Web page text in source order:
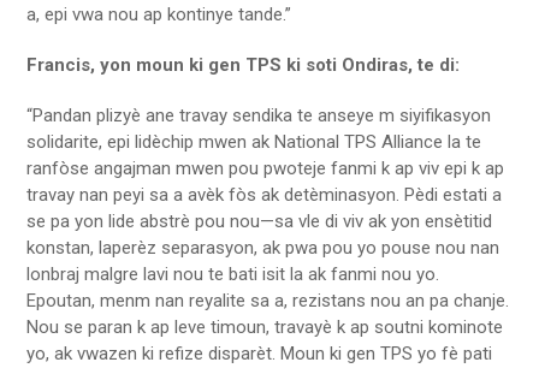
a, epi vwa nou ap kontinye tande.”
Francis, yon moun ki gen TPS ki soti Ondiras, te di:
“Pandan plizyè ane travay sendika te anseye m siyifikasyon
solidarite, epi lidèchip mwen ak National TPS Alliance la te
ranfòse angajman mwen pou pwoteje fanmi k ap viv epi k ap
travay nan peyi sa a avèk fòs ak detèminasyon. Pèdi estati a
se pa yon lide abstrè pou nou—sa vle di viv ak yon ensètitid
konstan, laperèz separasyon, ak pwa pou yo pouse nou nan
lonbraj malgre lavi nou te bati isit la ak fanmi nou yo.
Epoutan, menm nan reyalite sa a, rezistans nou an pa chanje.
Nou se paran k ap leve timoun, travayè k ap soutni kominote
yo, ak vwazen ki refize disparèt. Moun ki gen TPS yo fè pati